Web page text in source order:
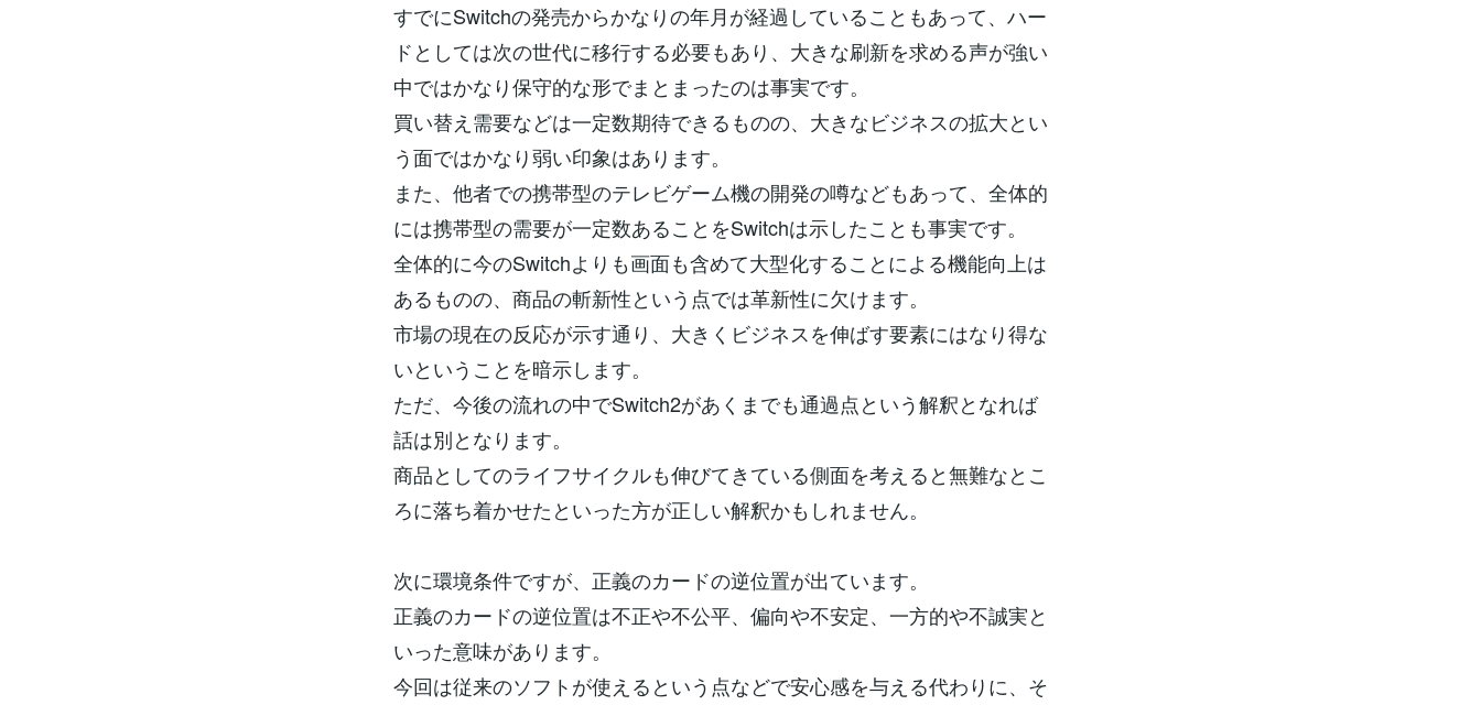
すでにSwitchの発売からかなりの年月が経過していることもあって、ハー
ドとしては次の世代に移行する必要もあり、大きな刷新を求める声が強い
中ではかなり保守的な形でまとまったのは事実です。
買い替え需要などは一定数期待できるものの、大きなビジネスの拡大とい
う面ではかなり弱い印象はあります。
また、他者での携帯型のテレビゲーム機の開発の噂などもあって、全体的
には携帯型の需要が一定数あることをSwitchは示したことも事実です。
全体的に今のSwitchよりも画面も含めて大型化することによる機能向上は
あるものの、商品の斬新性という点では革新性に欠けます。
市場の現在の反応が示す通り、大きくビジネスを伸ばす要素にはなり得な
いということを暗示します。
ただ、今後の流れの中でSwitch2があくまでも通過点という解釈となれば
話は別となります。
商品としてのライフサイクルも伸びてきている側面を考えると無難なとこ
ろに落ち着かせたといった方が正しい解釈かもしれません。
次に環境条件ですが、正義のカードの逆位置が出ています。
正義のカードの逆位置は不正や不公平、偏向や不安定、一方的や不誠実と
いった意味があります。
今回は従来のソフトが使えるという点などで安心感を与える代わりに、そ